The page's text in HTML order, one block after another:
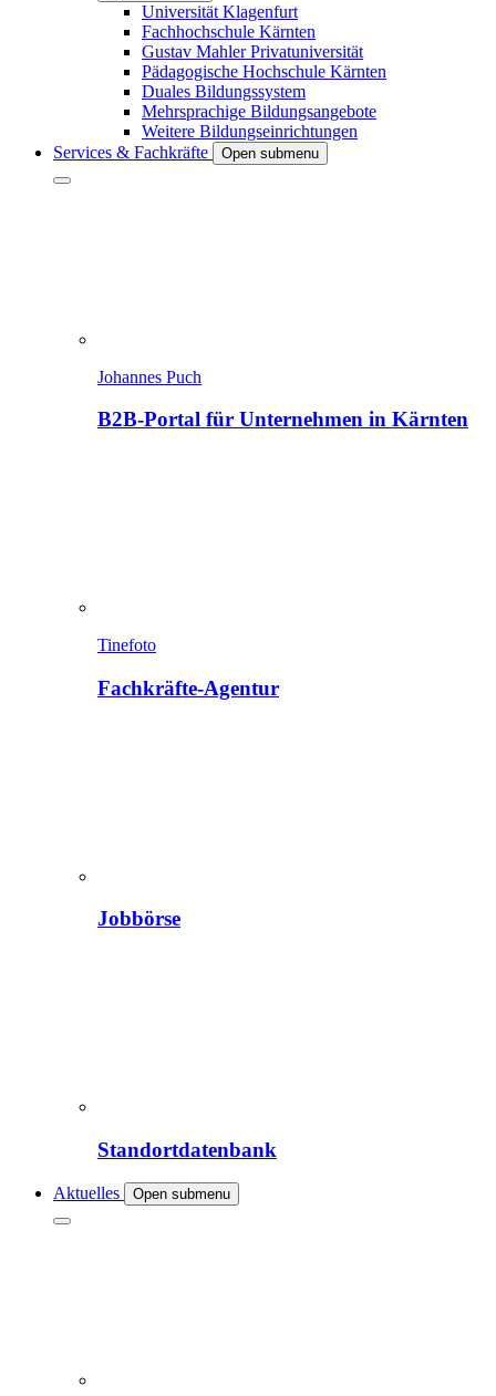
Universität Klagenfurt
Fachhochschule Kärnten
Gustav Mahler Privatuniversität
Pädagogische Hochschule Kärnten
Duales Bildungssystem
Mehrsprachige Bildungsangebote
Weitere Bildungseinrichtungen
Services & Fachkräfte
Open submenu
Johannes Puch
B2B-Portal für Unternehmen in Kärnten
Tinefoto
Fachkräfte-Agentur
Jobbörse
Standortdatenbank
Aktuelles Open submenu